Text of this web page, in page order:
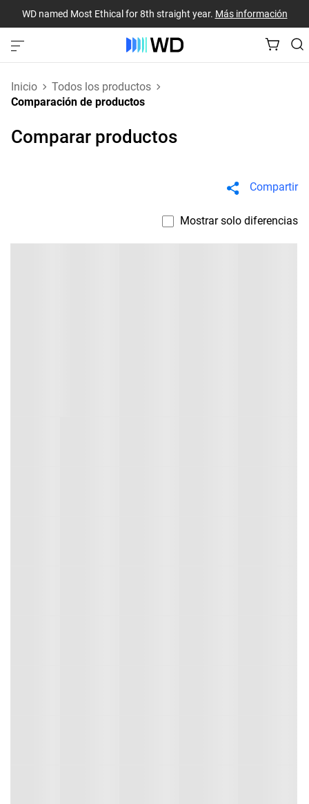
WD named Most Ethical for 8th straight year. Más información
Inicio
Todos los productos
Comparación de productos
Comparar productos
Compartir
Mostrar solo diferencias